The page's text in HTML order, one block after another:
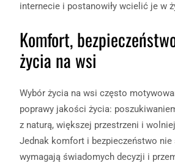
internecie i postanowiły wcielić je w
Komfort,
życia na wsi
Wybór życia na wsi często
poprawy jakości życia:
z naturą, większej przestrzeni i
Jednak komfort i bezpieczeństwo nie
wymagają świadomych decyzji i